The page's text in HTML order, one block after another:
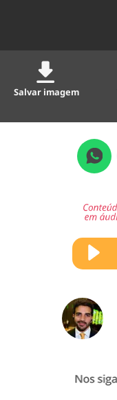
Salvar imagem